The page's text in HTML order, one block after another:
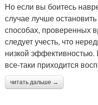
Но если вы боитесь
случае лучше
способах, проверенных
следует учесть, что
низкой эффективностью.
все-таки приходится
читать дальше →